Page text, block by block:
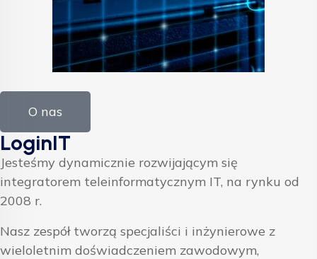
O nas
LoginIT
Jesteśmy dynamicznie rozwijającym się
integratorem teleinformatycznym IT, na rynku od
2008 r.
Nasz zespół tworzą specjaliści i inżynierowe z
wieloletnim doświadczeniem zawodowym,